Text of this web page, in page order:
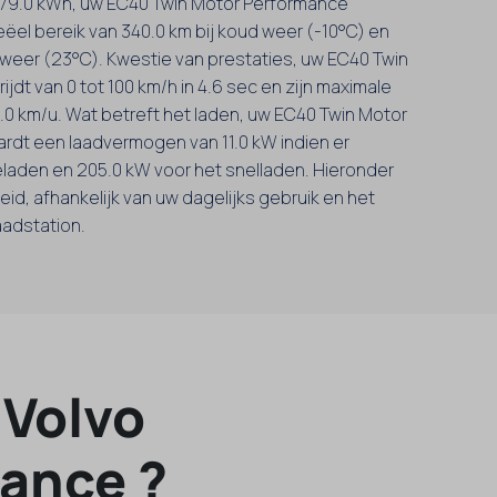
bereik van 340.0 km bij koud weer (-10°C) en
(23°C). Kwestie van prestaties, uw EC40 Twin
van 0 tot 100 km/h in 4.6 sec en zijn maximale
km/u. Wat betreft het laden, uw EC40 Twin Motor
een laadvermogen van 11.0 kW indien er
en 205.0 kW voor het snelladen. Hieronder
afhankelijk van uw dagelijks gebruik en het
?